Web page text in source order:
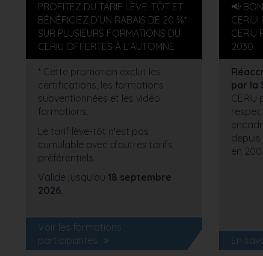
PROFITEZ DU TARIF LÈVE-TÔT ET
BÉNÉFICIEZ D’UN RABAIS DE 20 %*
SUR PLUSIEURS FORMATIONS DU
CERIU OFFERTES À L’AUTOMNE
* Cette promotion exclut les
certifications, les formations
subventionnées et les vidéo
formations.
Le tarif lève-tôt n'est pas
cumulable avec d'autres tarifs
préférentiels.
Valide jusqu'au 18 septembre
2026.
Voir les formations
participantes
📢
CERIU!
CERIU
2030
par la
en
En